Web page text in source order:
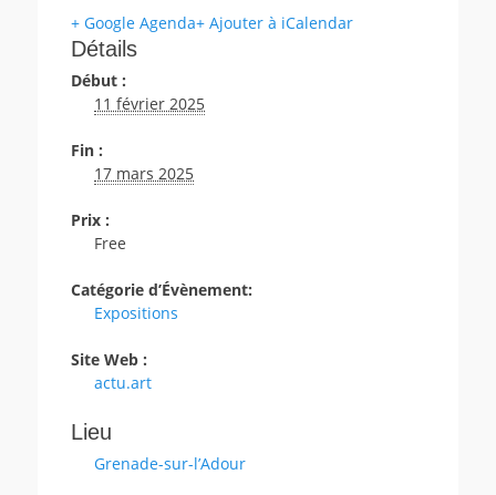
+ Google Agenda+ Ajouter à iCalendar
Détails
Début :
11 février 2025
Fin :
17 mars 2025
Prix :
Free
Catégorie d’Évènement:
Expositions
Site Web :
actu.art
Lieu
Grenade-sur-l’Adour